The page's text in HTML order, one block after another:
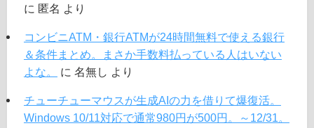
に 匿名 より
コンビニATM・銀行ATMが24時間無料で使える銀行
＆条件まとめ。まさか手数料払っている人はいない
よな。
に 名無し より
チューチューマウスが生成AIの力を借りて爆復活。
Windows 10/11対応で通常980円が500円。～12/31。